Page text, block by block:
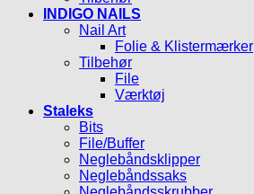
INDIGO NAILS
Nail Art
Folie & Klistermærker
Tilbehør
File
Værktøj
Staleks
Bits
File/Buffer
Neglebåndsklipper
Neglebåndssaks